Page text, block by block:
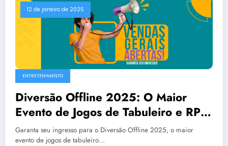
12 de janeiro de 2025
ENTRETENIMENTO
Diversão Offline 2025: O Maior
Evento de Jogos de Tabuleiro e RPG
da América Latina
Garanta seu ingresso para o Diversão Offline 2025, o maior
evento de jogos de tabuleiro…